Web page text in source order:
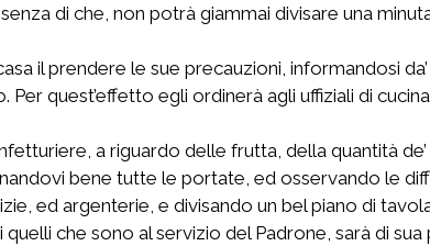
di che, non potrà giammai divisare una
il prendere le sue precauzioni, informandosi
quest’effetto egli ordinerà agli uffiziali di
a riguardo delle frutta, della quantità de’
bene tutte le portate, ed osservando le
ed argenterie, e divisando un bel piano di
che sono al servizio del Padrone, sarà di